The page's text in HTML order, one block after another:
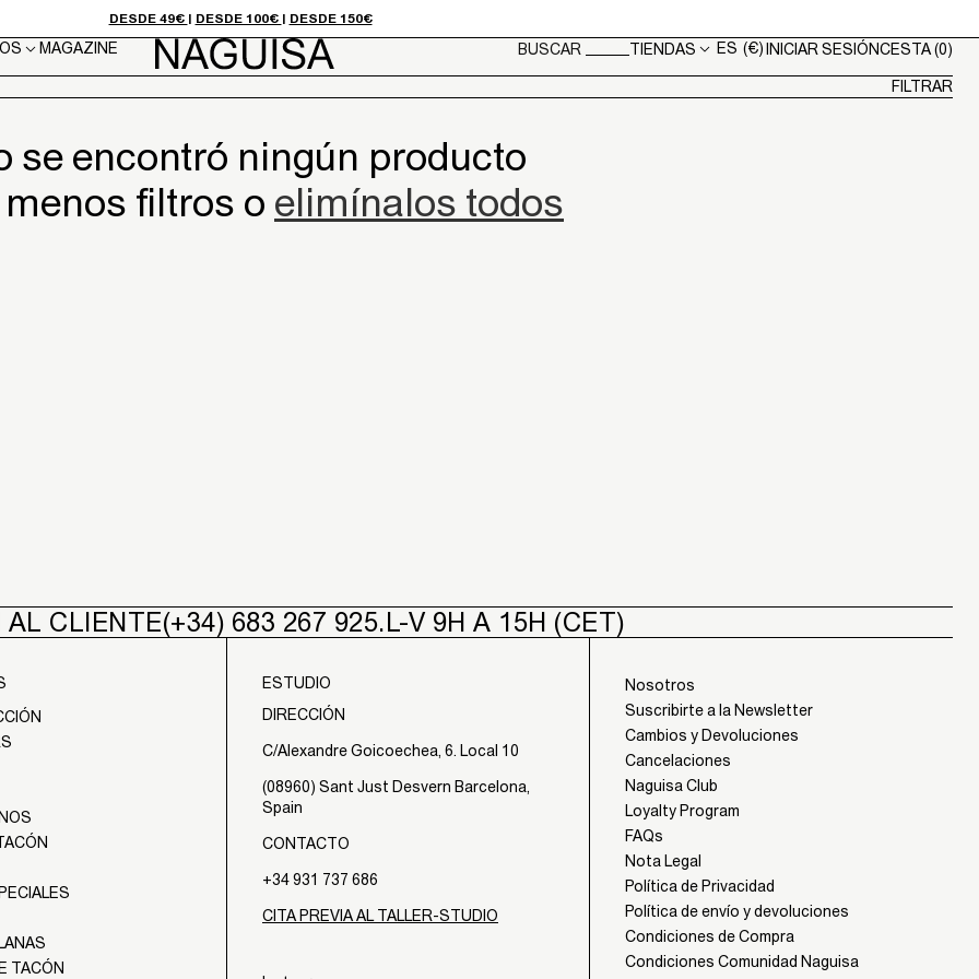
DESDE 49€|DESDE 100€|DESDE 150€
MAGAZINE BUSCAR TIENDAS Geolocation Button: ES, €
ES (€)INICIAR SESIÓNCESTA(0)
FILTRAR
se encontró ningún producto
filtros o elimínalos todos
AL CLIENTE(+34) 683 267 925.L-V 9H A 15H (CET)
TACÓN
ESTUDIO
DIRECCIÓN
C/Alexandre Goicoechea, 6. Local 10
(08960) Sant Just Desvern Barcelona,
Spain
CONTACTO
+34 931 737 686
CITA PREVIA AL TALLER-STUDIO
Nosotros
Suscribirte a la Newsletter
Cambios y Devoluciones
Cancelaciones
Naguisa Club
Loyalty Program
FAQs
Nota Legal
Política de Privacidad
Política de envío y devoluciones
Condiciones de Compra
Condiciones Comunidad Naguisa